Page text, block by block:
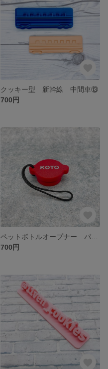
クッキー型 新幹線 中間車⑬
700円
700円